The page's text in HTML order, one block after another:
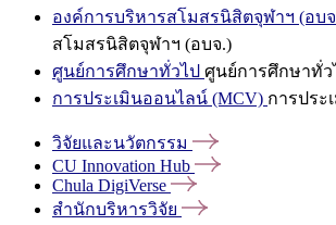
องค์การบริหารสโมสรนิสิตจุฬาฯ (อบ
สโมสรนิสิตจุฬาฯ (อบจ.)
ศูนย์การศึกษาทั่วไป ศูนย์การศึกษาทั่ว
การประเมินออนไลน์ (MCV) การประ
วิจัยและนวัตกรรม
CU Innovation Hub
Chula DigiVerse
สำนักบริหารวิจัย